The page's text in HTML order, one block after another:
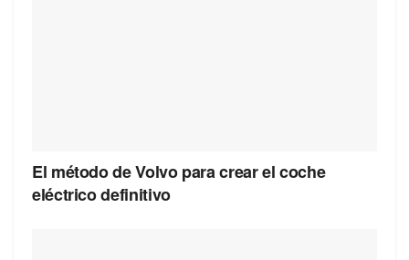
El método de Volvo para crear el coche
eléctrico definitivo